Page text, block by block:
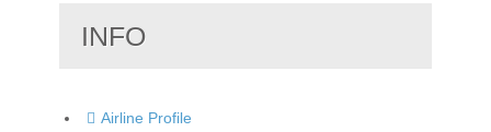
INFO
Airline Profile